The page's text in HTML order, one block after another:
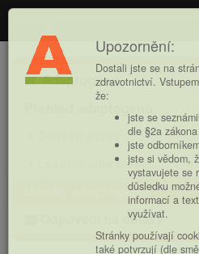
Adaptogeny
Hlavní
nabídkaAdaptogeny
Lesklokorka lesklá
Účinky adaptogenů
Odpovědi na dotazy
Upozornění:
Dostali jste se na
zdravotnictví.
že:
jste se
dle §2a
jste
jste si vědom,
vystavujete se
důsledku
informací a
využívat.
Stránky používají
také potvrzují (dle